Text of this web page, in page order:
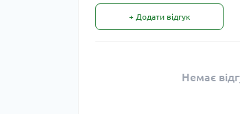
+ Додати відгук
Немає